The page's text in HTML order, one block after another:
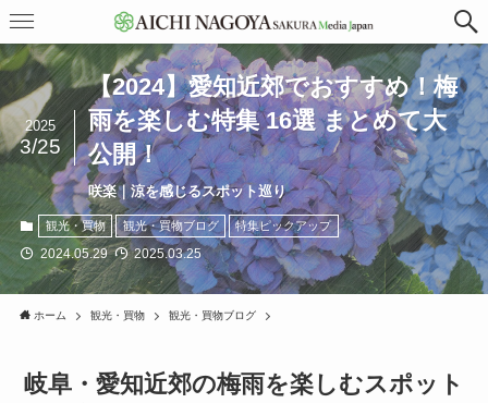
【2024】愛知近郊でおすすめ！梅
雨を楽しむ特集 16選 まとめて大
公開！
咲楽｜涼を感じるスポット巡り
2025
3/25
観光・買物 観光・買物ブログ 特集ピックアップ
2024.05.29 2025.03.25
ホーム 観光・買物 観光・買物ブログ
岐阜・愛知近郊の梅雨を楽しむスポット